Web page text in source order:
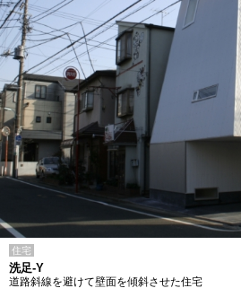
住宅
洗足-Y
道路斜線を避けて壁面を傾斜させた住宅